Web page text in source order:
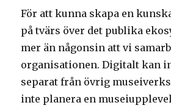
För att kunna skapa en
på tvärs över det publika
mer än någonsin att vi
organisationen. Digitalt kan
separat från övrig
inte planera en